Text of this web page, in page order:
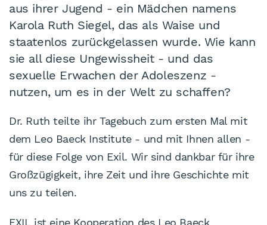
aus ihrer Jugend - ein Mädchen namens
Karola Ruth Siegel, das als Waise und
staatenlos zurückgelassen wurde. Wie kann
sie all diese Ungewissheit - und das
sexuelle Erwachen der Adoleszenz -
nutzen, um es in der Welt zu schaffen?
Dr. Ruth teilte ihr Tagebuch zum ersten Mal mit
dem Leo Baeck Institute - und mit Ihnen allen -
für diese Folge von Exil. Wir sind dankbar für ihre
Großzügigkeit, ihre Zeit und ihre Geschichte mit
uns zu teilen.
EXIL ist eine Kooperation des Leo Baeck